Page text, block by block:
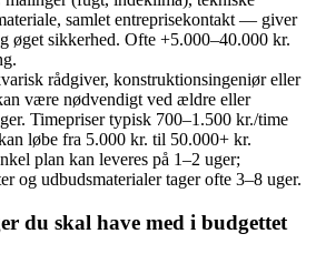
samlet entreprisekontakt — giver
øget sikkerhed. Ofte +5.000–40.000 kr.
rådgiver, konstruktionsingeniør eller
være nødvendigt ved ældre eller
Timepriser typisk 700–1.500 kr./time
løbe fra 5.000 kr. til 50.000+ kr.
plan kan leveres på 1–2 uger;
og udbudsmaterialer tager ofte 3–8 uger.
du skal have med i budgettet